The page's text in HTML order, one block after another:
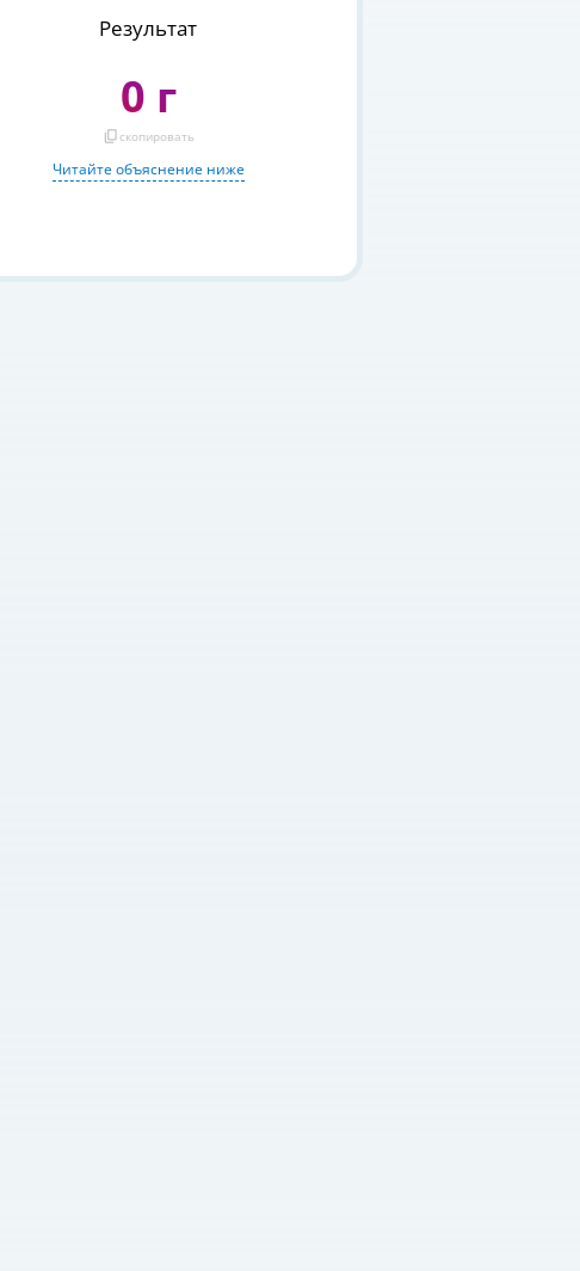
Результат
0 г
content_copyскопировать
Читайте объяснение ниже